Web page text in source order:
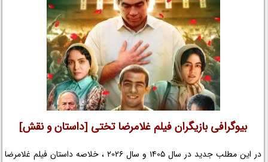
بیوگرافی بازیگران فیلم غلامرضا تختی [داستان و نقش]
در این مطلب جدید در سال 1405 و سال 2026 ، خلاصه داستان فیلم غلامرضا